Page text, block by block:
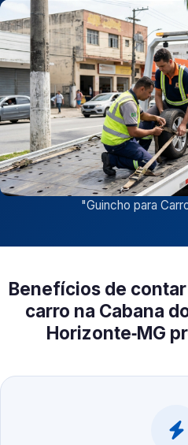
"Guincho para
Benefícios de
carro na Cabana
Horizonte‑MG